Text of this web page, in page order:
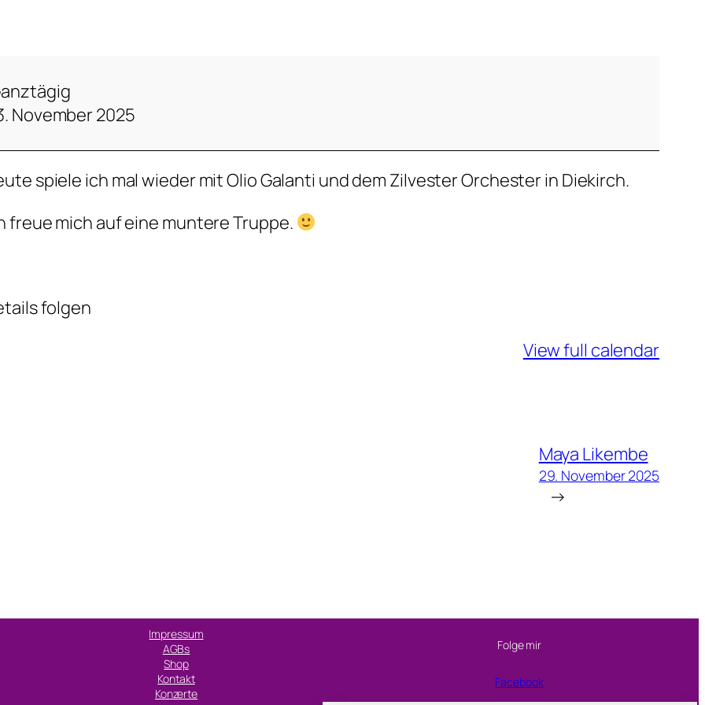
November 2025
spiele ich mal wieder mit Olio Galanti und dem Zilvester Orchester in Diekirch.
freue mich auf eine muntere Truppe.
folgen
View full calendar
Maya Likembe
29. November 2025
→
Impressum
AGBs
Shop
Kontakt
Konzerte
Folge mir
Facebook